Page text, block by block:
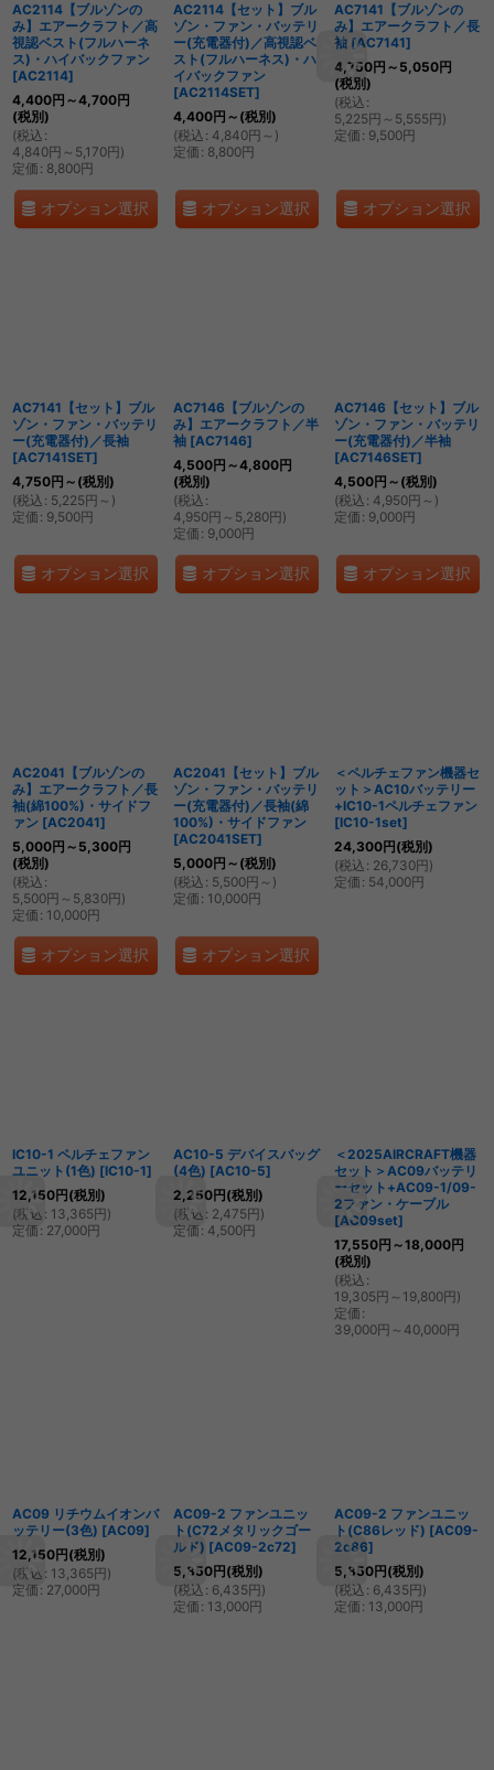
AC2114【ブルゾンの
み】エアークラフト／高
視認ベスト(フルハーネ
ス)・ハイバックファン
[AC2114]
4,400円 ～4,700円
(税別)
(税込 :
4,840円 ～5,170円)
定価 : 8,800円
オプション選択
AC2114【セット】ブル
ゾン・ファン・バッテリ
ー(充電器付)／高視認ベ
スト(フルハーネス)・ハ
イバックファン
[AC2114SET]
4,400円 ～ (税別)
(税込 : 4,840円 ～ )
定価 : 8,800円
オプション選択
AC7141【ブルゾンの
み】エアークラフト／長
袖 [AC7141]
4,750円 ～5,050円
(税別)
(税込 :
5,225円 ～5,555円)
定価 : 9,500円
オプション選択
AC7141【セット】ブル
ゾン・ファン・バッテリ
ー(充電器付)／長袖
[AC7141SET]
4,750円 ～ (税別)
(税込 : 5,225円 ～ )
定価 : 9,500円
オプション選択
AC7146【ブルゾンの
み】エアークラフト／半
袖 [AC7146]
4,500円 ～4,800円
(税別)
(税込 :
4,950円 ～5,280円)
定価 : 9,000円
オプション選択
AC7146【セット】ブル
ゾン・ファン・バッテリ
ー(充電器付)／半袖
[AC7146SET]
4,500円 ～ (税別)
(税込 : 4,950円 ～ )
定価 : 9,000円
オプション選択
AC2041【ブルゾンの
み】エアークラフト／長
袖(綿100%)・サイドフ
ァン [AC2041]
5,000円 ～5,300円
(税別)
(税込 :
5,500円 ～5,830円)
定価 : 10,000円
オプション選択
AC2041【セット】ブル
ゾン・ファン・バッテリ
ー(充電器付)／長袖(綿
100%)・サイドファン
[AC2041SET]
5,000円 ～ (税別)
(税込 : 5,500円 ～ )
定価 : 10,000円
オプション選択
＜ペルチェファン機器セ
ット＞AC10バッテリー
+IC10-1ペルチェファン
[IC10-1set]
24,300円(税別)
(税込 : 26,730円)
定価 : 54,000円
IC10-1 ペルチェファン
ユニット(1色) [IC10-1]
12,150円(税別)
(税込 : 13,365円)
定価 : 27,000円
AC10-5 デバイスバッグ
(4色) [AC10-5]
2,250円(税別)
(税込 : 2,475円)
定価 : 4,500円
＜2025AIRCRAFT機器
セット＞AC09バッテリ
ーセット+AC09-1/09-
2ファン・ケーブル
[AC09set]
17,550円 ～18,000円
(税別)
(税込 :
19,305円 ～19,800円)
定価 :
39,000円 ～40,000円
AC09 リチウムイオンバ
ッテリー(3色) [AC09]
12,150円(税別)
(税込 : 13,365円)
定価 : 27,000円
AC09-2 ファンユニッ
ト(C72メタリックゴー
ルド) [AC09-2c72]
5,850円(税別)
(税込 : 6,435円)
定価 : 13,000円
AC09-2 ファンユニッ
ト(C86レッド) [AC09-
2c86]
5,850円(税別)
(税込 : 6,435円)
定価 : 13,000円